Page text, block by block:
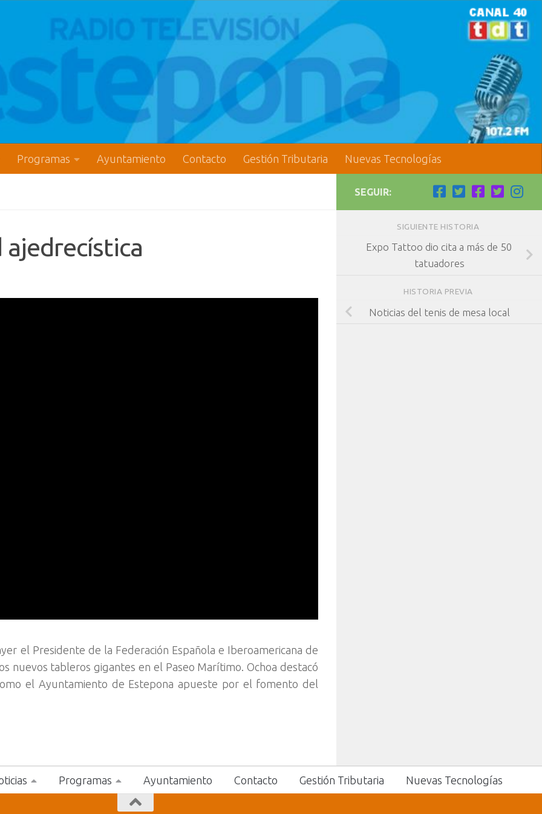
Programas Ayuntamiento Contacto Gestión Tributaria Nuevas Tecnologías
ajedrecística
el Presidente de la Federación Española e Iberoamericana de
nuevos tableros gigantes en el Paseo Marítimo. Ochoa destacó
el Ayuntamiento de Estepona apueste por el fomento del
SEGUIR:
SIGUIENTE HISTORIA
Expo Tattoo dio cita a más de 50
tatuadores
HISTORIA PREVIA
Noticias del tenis de mesa local
Programas Ayuntamiento Contacto Gestión Tributaria Nuevas Tecnologías